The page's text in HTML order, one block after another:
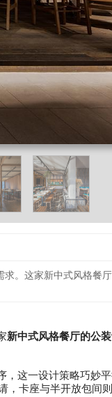
。这家新中式风格餐
新中式风格餐厅的公
这一设计策略巧妙
卡座与半开放包间